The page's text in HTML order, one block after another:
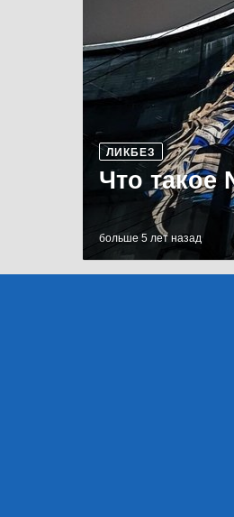
ЛИКБЕЗ
Что такое
больше 5 лет назад